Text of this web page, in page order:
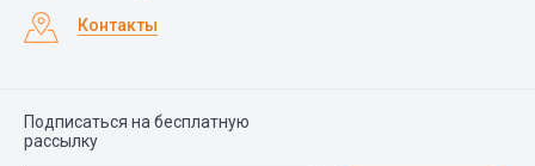
Контакты
Подписаться на бесплатную
рассылку